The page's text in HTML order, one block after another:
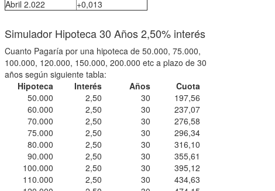
Abril 2.022
+0,013
Simulador Hipoteca 30 Años 2,50% interés
Cuanto Pagaría por una hipoteca de 50.000, 75.000,
100.000, 120.000, 150.000, 200.000 etc a plazo de 30
años según siguiente tabla:
Hipoteca
Interés Años
Cuota
50.000
2,50 30
197,56
60.000
2,50 30
237,07
70.000
2,50 30
276,58
75.000
2,50 30
296,34
80.000
2,50 30
316,10
90.000
2,50 30
355,61
100.000
2,50 30
395,12
110.000
2,50 30
434,63